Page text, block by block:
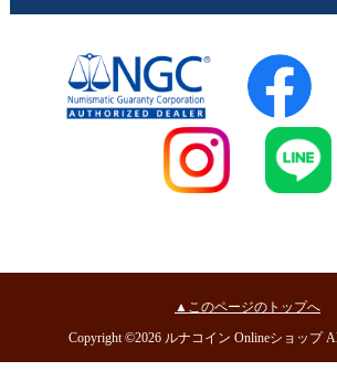
▲このページのトップへ
Copyright ©2026 ルナコイン Onlineショップ